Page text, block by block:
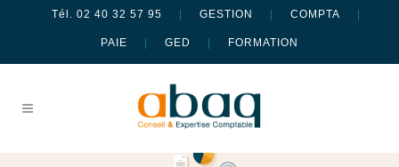
Tél. 02 40 32 57 95 GESTION COMPTA
PAIE GED FORMATION